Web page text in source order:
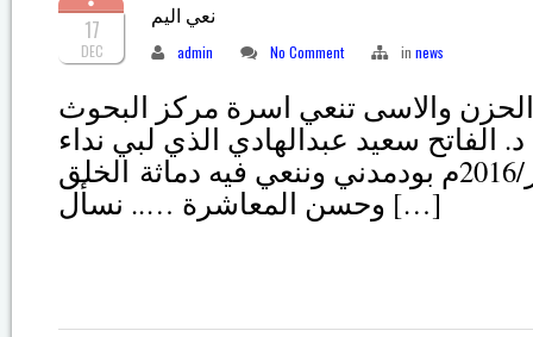
17
DEC
نعي اليم
admin No Comment in news
الحزن والاسى تنعي اسرة مركز البحوث
الفاتح سعيد عبدالهادي الذي لبي نداء
ربه ليلة الاحد 17/ديسمبر/2016م بودمدني وننعي فيه دماثة الخلق
وحسن المعاشرة ….. نسأل […]